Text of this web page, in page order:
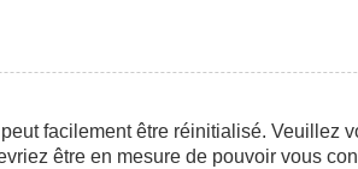
facilement être réinitialisé. Veuillez
être en mesure de pouvoir vous